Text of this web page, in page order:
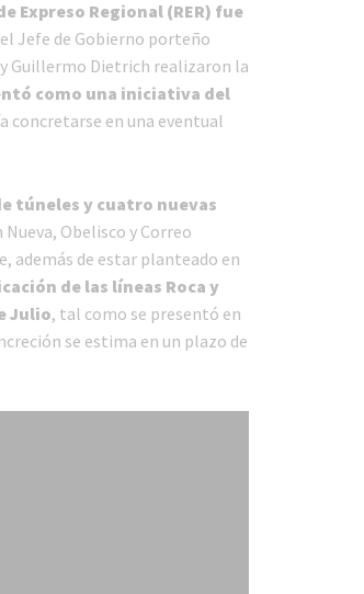
Expreso Regional (RER) fue
Jefe de Gobierno porteño
Guillermo Dietrich realizaron la
como una iniciativa del
concretarse en una eventual
túneles y cuatro nuevas
Obelisco y Correo
además de estar planteado en
de las líneas Roca y
Julio, tal como se presentó en
se estima en un plazo de